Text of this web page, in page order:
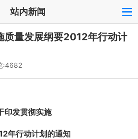
站内新闻
质量发展纲要2012年行动计
:4682
印发贯彻实施
年行动计划的通知